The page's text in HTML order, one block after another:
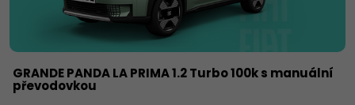
GRANDE PANDA LA PRIMA 1.2 Turbo 100k s manuální
převodovkou